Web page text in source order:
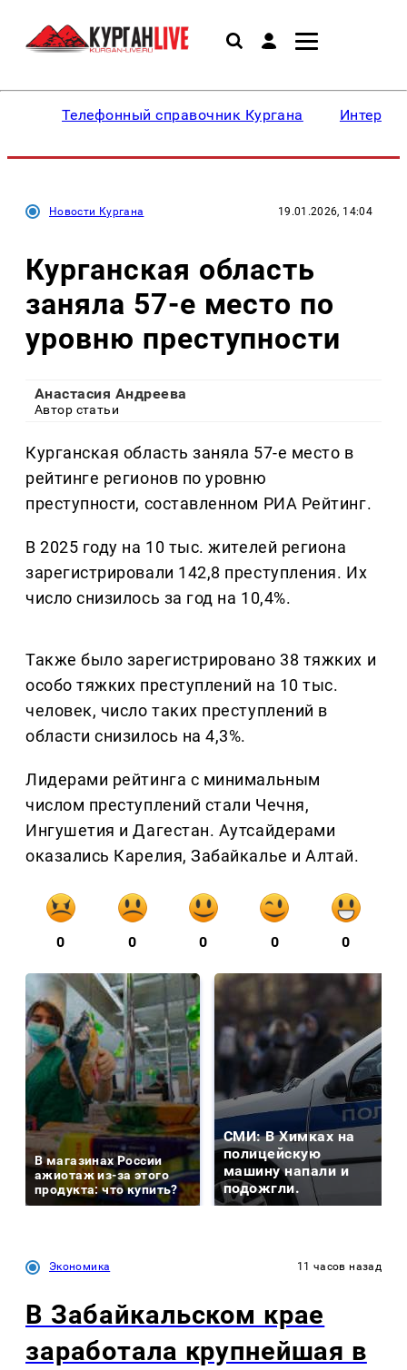
Телефонный справочник Кургана
Новости Кургана 19.01.2026, 14:04
Курганская область
заняла 57-е место по
уровню преступности
Анастасия Андреева
Автор статьи
Курганская область заняла 57-е место в
рейтинге регионов по уровню
преступности, составленном РИА Рейтинг.
В 2025 году на 10 тыс. жителей региона
зарегистрировали 142,8 преступления. Их
число снизилось за год на 10,4%.
Также было зарегистрировано 38 тяжких и
особо тяжких преступлений на 10 тыс.
человек, число таких преступлений в
области снизилось на 4,3%.
Лидерами рейтинга с минимальным
числом преступлений стали Чечня,
Ингушетия и Дагестан. Аутсайдерами
оказались Карелия, Забайкалье и Алтай.
0 0 0 0 0
В магазинах России
ажиотаж из-за этого
продукта: что купить?
СМИ: В Химках на
полицейскую
машину напали и
подожгли.
Экономика 11 часов назад
В Забайкальском крае
заработала крупнейшая в